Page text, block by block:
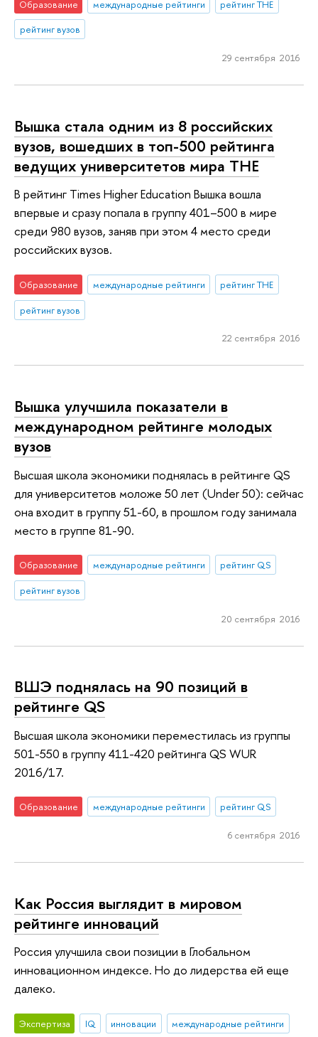
Образование международные рейтинги
рейтинг THE
рейтинг вузов
29 сентября 2016
Вышка стала одним из 8 российских
вузов, вошедших в топ-500 рейтинга
ведущих университетов мира THE
В рейтинг Times Higher Education Вышка вошла
впервые и сразу попала в группу 401–500 в мире
среди 980 вузов, заняв при этом 4 место среди
российских вузов.
Образование международные рейтинги
рейтинг THE
рейтинг вузов
22 сентября 2016
Вышка улучшила показатели в
международном рейтинге молодых
вузов
Высшая школа экономики поднялась в рейтинге QS
для университетов моложе 50 лет (Under 50): сейчас
она входит в группу 51-60, в прошлом году занимала
место в группе 81-90.
Образование международные рейтинги
рейтинг QS
рейтинг вузов
20 сентября 2016
ВШЭ поднялась на 90 позиций в
рейтинге QS
Высшая школа экономики переместилась из группы
501-550 в группу 411-420 рейтинга QS WUR
2016/17.
Образование международные рейтинги рейтинг QS
6 сентября 2016
Как Россия выглядит в мировом
рейтинге инноваций
Россия улучшила свои позиции в Глобальном
инновационном индексе. Но до лидерства ей еще
далеко.
Экспертиза IQ инновации международные рейтинги